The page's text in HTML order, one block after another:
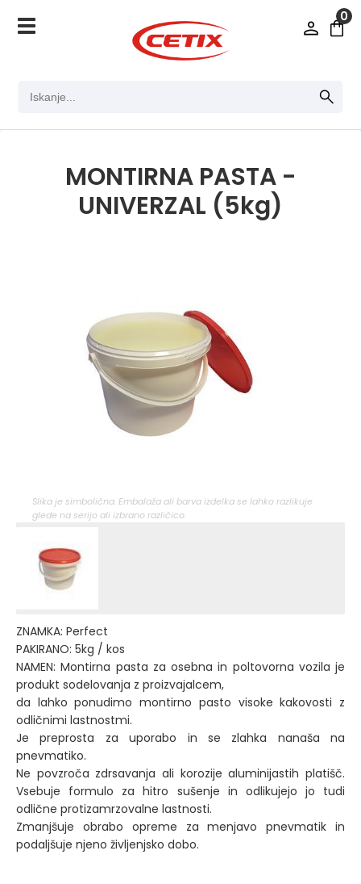
0
MONTIRNA PASTA -
UNIVERZAL (5kg)
Slika je simbolična. Embalaža ali barva izdelka se lahko razlikuje
glede na serijo ali izbrano različico.
ZNAMKA: Perfect
PAKIRANO: 5kg / kos
NAMEN: Montirna pasta za osebna in poltovorna vozila je
produkt sodelovanja z proizvajalcem,
da lahko ponudimo montirno pasto visoke kakovosti z
odličnimi lastnostmi.
Je preprosta za uporabo in se zlahka nanaša na
pnevmatiko.
Ne povzroča zdrsavanja ali korozije aluminijastih platišč.
Vsebuje formulo za hitro sušenje in odlikujejo jo tudi
odlične protizamrzovalne lastnosti.
Zmanjšuje obrabo opreme za menjavo pnevmatik in
podaljšuje njeno življenjsko dobo.